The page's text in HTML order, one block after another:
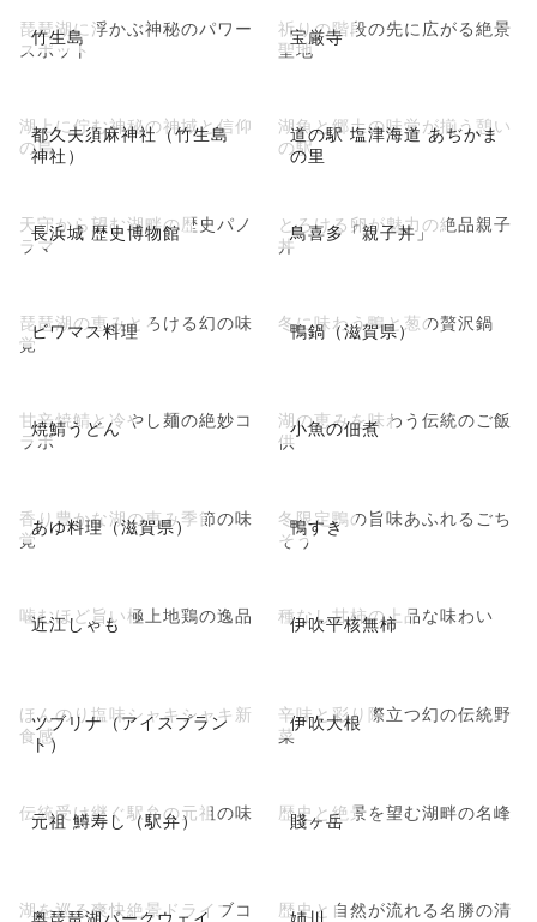
竹生島
琵琶湖に浮かぶ神秘のパワー
スポット
宝厳寺
祈りの階段の先に広がる絶景
聖地
都久夫須麻神社（竹生島
神社）
湖上に佇む神秘の神域と信仰
の島
道の駅 塩津海道 あぢかま
の里
湖魚と郷土の味覚が揃う憩い
の駅
長浜城 歴史博物館
天守から望む湖畔の歴史パノ
ラマ
鳥喜多「親子丼」
とろける卵が魅力の絶品親子
丼
ビワマス料理
琵琶湖の恵みとろける幻の味
覚
鴨鍋（滋賀県）
冬に味わう鴨と葱の贅沢鍋
焼鯖うどん
甘辛焼鯖と冷やし麺の絶妙コ
ラボ
小魚の佃煮
湖の恵みを味わう伝統のご飯
供
あゆ料理（滋賀県）
香り豊かな湖の恵み季節の味
覚
鴨すき
冬限定鴨の旨味あふれるごち
そう
近江しゃも
噛むほど旨い極上地鶏の逸品 伊吹平核無柿
種なし甘柿の上品な味わい
ツブリナ（アイスプラン
ト）
ほんのり塩味シャキシャキ新
食感
伊吹大根
辛味と彩り際立つ幻の伝統野
菜
元祖 鱒寿し（駅弁）
伝統受け継ぐ駅弁の元祖の味 賤ヶ岳
歴史と絶景を望む湖畔の名峰
湖を巡る爽快絶景ドライブコ
歴史と自然が流れる名勝の清